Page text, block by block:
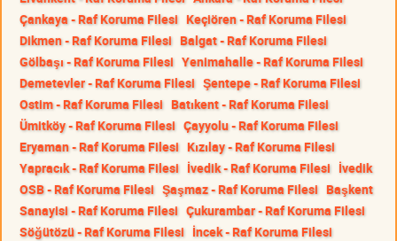
Çankaya - Raf Koruma Filesi Keçiören - Raf Koruma Filesi
Dikmen - Raf Koruma Filesi Balgat - Raf Koruma Filesi
Gölbaşı - Raf Koruma Filesi Yenimahalle - Raf Koruma Filesi
Demetevler - Raf Koruma Filesi Şentepe - Raf Koruma Filesi
Ostim - Raf Koruma Filesi Batıkent - Raf Koruma Filesi
Ümitköy - Raf Koruma Filesi Çayyolu - Raf Koruma Filesi
Eryaman - Raf Koruma Filesi Kızılay - Raf Koruma Filesi
Yapracık - Raf Koruma Filesi İvedik - Raf Koruma Filesi İvedik
OSB - Raf Koruma Filesi Şaşmaz - Raf Koruma Filesi Başkent
Sanayisi - Raf Koruma Filesi Çukurambar - Raf Koruma Filesi
Söğütözü - Raf Koruma Filesi İncek - Raf Koruma Filesi